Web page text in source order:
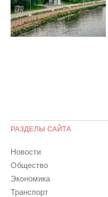
РАЗДЕЛЫ САЙТА
Новости
Общество
Экономика
Транспорт